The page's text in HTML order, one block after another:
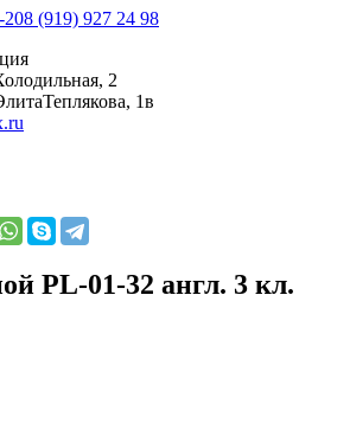
208 (919) 927 24 98
2
1в
PL-01-32 англ. 3 кл.